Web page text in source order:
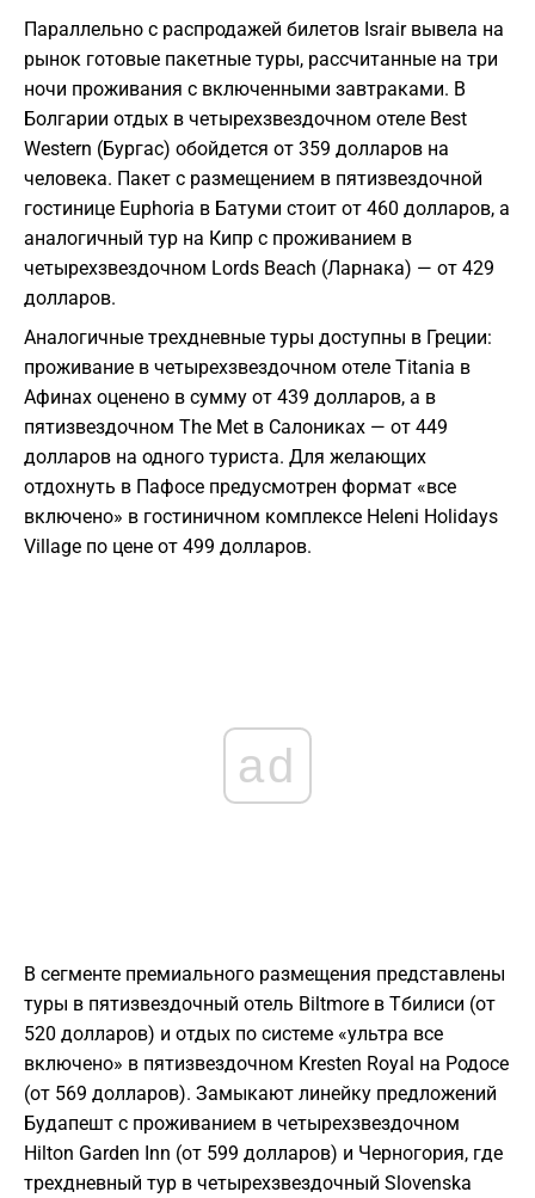
Параллельно с распродажей билетов Israir вывела на
рынок готовые пакетные туры, рассчитанные на три
ночи проживания с включенными завтраками. В
Болгарии отдых в четырехзвездочном отеле Best
Western (Бургас) обойдется от 359 долларов на
человека. Пакет с размещением в пятизвездочной
гостинице Euphoria в Батуми стоит от 460 долларов, а
аналогичный тур на Кипр с проживанием в
четырехзвездочном Lords Beach (Ларнака) — от 429
долларов.
Аналогичные трехдневные туры доступны в Греции:
проживание в четырехзвездочном отеле Titania в
Афинах оценено в сумму от 439 долларов, а в
пятизвездочном The Met в Салониках — от 449
долларов на одного туриста. Для желающих
отдохнуть в Пафосе предусмотрен формат «все
включено» в гостиничном комплексе Heleni Holidays
Village по цене от 499 долларов.
ad
В сегменте премиального размещения представлены
туры в пятизвездочный отель Biltmore в Тбилиси (от
520 долларов) и отдых по системе «ультра все
включено» в пятизвездочном Kresten Royal на Родосе
(от 569 долларов). Замыкают линейку предложений
Будапешт с проживанием в четырехзвездочном
Hilton Garden Inn (от 599 долларов) и Черногория, где
трехдневный тур в четырехзвездочный Slovenska